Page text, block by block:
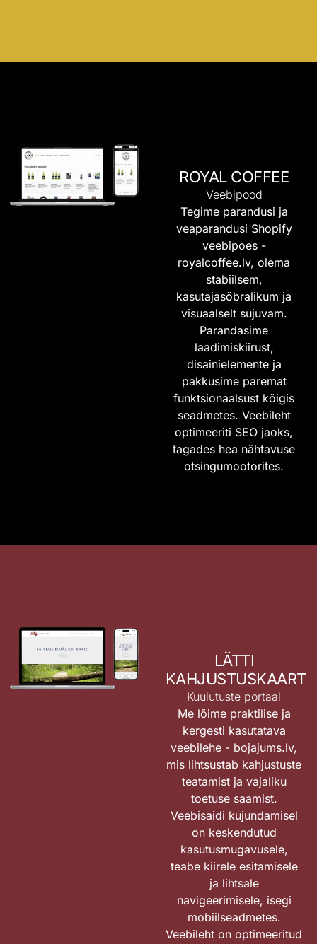
ROYAL COFFEE
Veebipood
Tegime parandusi ja
veaparandusi Shopify
veebipoes -
royalcoffee.lv, olema
stabiilsem,
kasutajasõbralikum ja
visuaalselt sujuvam.
Parandasime
laadimiskiirust,
disainielemente ja
pakkusime paremat
funktsionaalsust kõigis
seadmetes. Veebileht
optimeeriti SEO jaoks,
tagades hea nähtavuse
otsingumootorites.
LÄTTI
KAHJUSTUSKAART
Kuulutuste portaal
Me lõime praktilise ja
kergesti kasutatava
veebilehe - bojajums.lv,
mis lihtsustab kahjustuste
teatamist ja vajaliku
toetuse saamist.
Veebisaidi kujundamisel
on keskendutud
kasutusmugavusele,
teabe kiirele esitamisele
ja lihtsale
navigeerimisele, isegi
mobiilseadmetes.
Veebileht on optimeeritud